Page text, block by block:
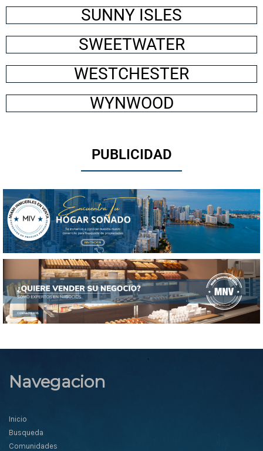
SUNNY ISLES
SWEETWATER
WESTCHESTER
WYNWOOD
PUBLICIDAD
Navegacion
Inicio
Busqueda
Comunidades